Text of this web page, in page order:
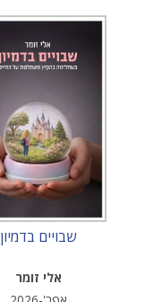
שבויים בדמיון
אלי זומר